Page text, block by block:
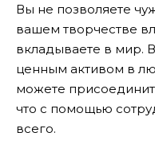
Вы не позволяете
вашем творчестве
вкладываете в мир.
ценным активом в
можете
что с помощью
всего.